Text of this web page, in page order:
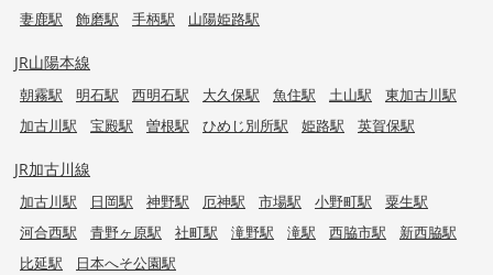
妻鹿駅
飾磨駅 手柄駅 山陽姫路駅
JR山陽本線
朝霧駅 明石駅 西明石駅 大久保駅 魚住駅 土山駅
東加古川駅
加古川駅
宝殿駅 曽根駅 ひめじ別所駅 姫路駅 英賀保駅
JR加古川線
加古川駅 日岡駅 神野駅 厄神駅 市場駅 小野町駅
粟生駅
河合西駅
青野ヶ原駅 社町駅 滝野駅 滝駅 西脇市駅
新西脇駅
比延駅
日本へそ公園駅